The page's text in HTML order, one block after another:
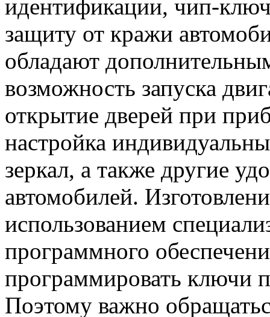
идентификации, чип-
защиту от кражи
обладают
возможность запуска
открытие дверей при
настройка
зеркал, а также другие
автомобилей.
использованием
программного
программировать ключи
Поэтому важно